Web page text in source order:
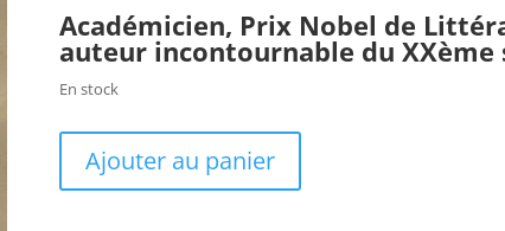
Académicien, Prix Nobel de
auteur incontournable du XXème
En stock
Ajouter au panier